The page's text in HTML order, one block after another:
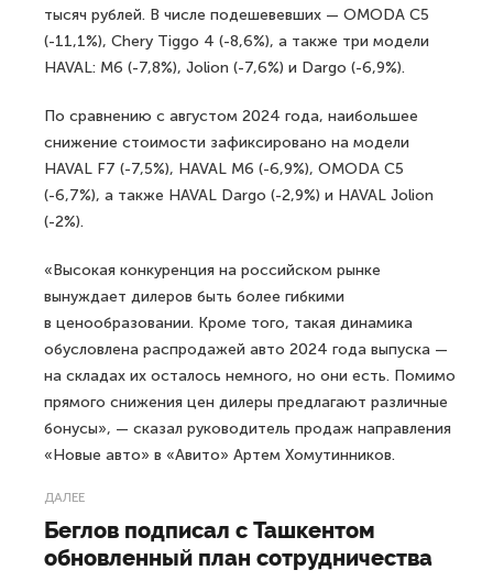
тысяч рублей. В числе подешевевших — OMODA C5
(-11,1%), Chery Tiggo 4 (-8,6%), а также три модели
HAVAL: M6 (-7,8%), Jolion (-7,6%) и Dargo (-6,9%).
По сравнению с августом 2024 года, наибольшее
снижение стоимости зафиксировано на модели
HAVAL F7 (-7,5%), HAVAL M6 (-6,9%), OMODA C5
(-6,7%), а также HAVAL Dargo (-2,9%) и HAVAL Jolion
(-2%).
«Высокая конкуренция на российском рынке
вынуждает дилеров быть более гибкими
в ценообразовании. Кроме того, такая динамика
обусловлена распродажей авто 2024 года выпуска —
на складах их осталось немного, но они есть. Помимо
прямого снижения цен дилеры предлагают различные
бонусы», — сказал руководитель продаж направления
«Новые авто» в «Авито» Артем Хомутинников.
ДАЛЕЕ
Беглов подписал с Ташкентом
обновленный план сотрудничества